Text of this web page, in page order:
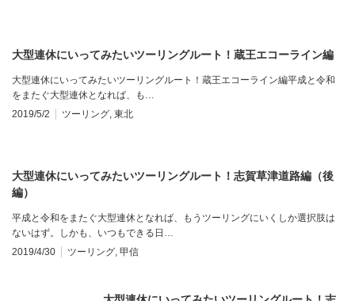
大型連休にいってみたいツーリングルート！蔵王エコーライン編
大型連休にいってみたいツーリングルート！蔵王エコーライン編平成と令和
をまたぐ大型連休となれば、も…
2019/5/2
ツーリング, 東北
大型連休にいってみたいツーリングルート！志賀草津道路編（後
編）
平成と令和をまたぐ大型連休となれば、もうツーリングにいくしか選択肢は
ないはず。しかも、いつもできる日…
2019/4/30
ツーリング, 甲信